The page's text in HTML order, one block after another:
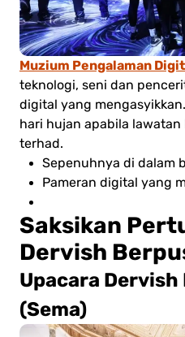
Muzium Pengalaman
teknologi, seni dan
digital yang
hari hujan apabila
terhad.
Sepenuhnya di dalam
Pameran digital yang
Saksikan
Dervish
Upacara
(Sema)